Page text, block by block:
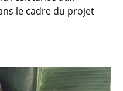
le cadre du projet